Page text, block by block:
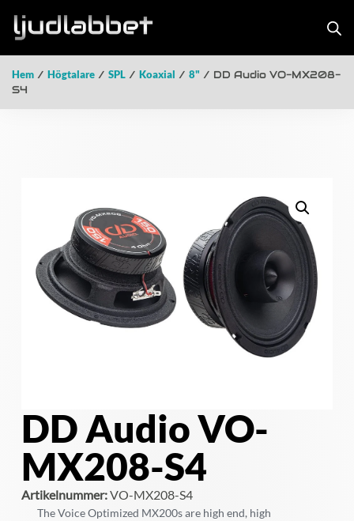
Hem / Högtalare / SPL / Koaxial / 8" / DD Audio VO-MX208-
S4
DD Audio VO-
MX208-S4
Artikelnummer:VO-MX208-S4
The Voice Optimized MX200s are high end, high